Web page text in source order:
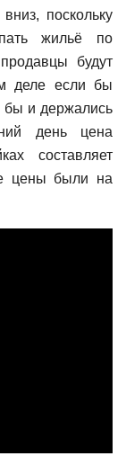
поскольку
жильё по
будут
деле если бы
бы и держались
день цена
составляет
цены были на